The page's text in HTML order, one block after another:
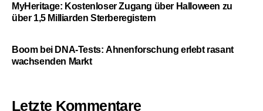
MyHeritage: Kostenloser Zugang über Halloween zu
über 1,5 Milliarden Sterberegistern
Boom bei DNA-Tests: Ahnenforschung erlebt rasant
wachsenden Markt
Letzte Kommentare